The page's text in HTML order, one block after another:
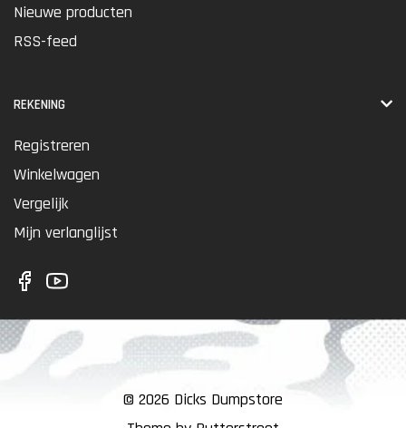
Nieuwe producten
RSS-feed
REKENING
Registreren
Winkelwagen
Vergelijk
Mijn verlanglijst
© 2026 Dicks Dumpstore